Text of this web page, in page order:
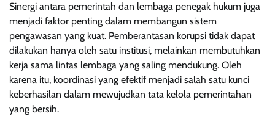
Sinergi antara pemerintah dan lembaga penegak hukum juga
menjadi faktor penting dalam membangun sistem
pengawasan yang kuat. Pemberantasan korupsi tidak dapat
dilakukan hanya oleh satu institusi, melainkan membutuhkan
kerja sama lintas lembaga yang saling mendukung. Oleh
karena itu, koordinasi yang efektif menjadi salah satu kunci
keberhasilan dalam mewujudkan tata kelola pemerintahan
yang bersih.